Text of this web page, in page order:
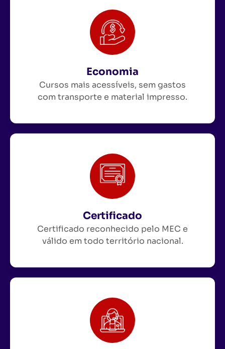
Economia
Cursos mais acessíveis, sem gastos
com transporte e material impresso.
Certificado
Certificado reconhecido pelo MEC e
válido em todo território nacional.